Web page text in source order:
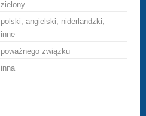
zielony
polski, angielski, niderlandzki,
inne
poważnego związku
inna